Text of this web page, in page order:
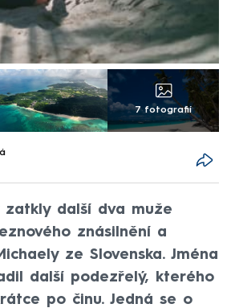
7 fotografií
zatkly další dva muže
znásilnění a
ze Slovenska. Jména
další podezřelý, kterého
po činu. Jedná se o